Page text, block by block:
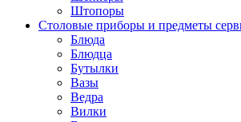
Штопоры
Столовые приборы и предметы
Блюда
Блюдца
Бутылки
Вазы
Ведра
Вилки